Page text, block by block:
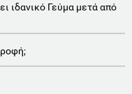
ιδανικό Γεύμα μετά από